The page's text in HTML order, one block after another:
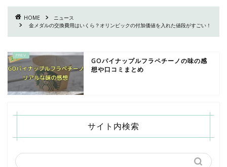
HOME
ニュース
金メダルの交換費用はいくら？オリンピックの付加価値を入れた値段がすごい！
GOパイナップルフラペチーノの味の感
想や口コミまとめ
サイト内検索